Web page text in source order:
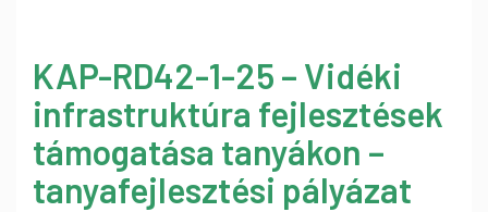
KAP-RD42-1-25 – Vidéki
infrastruktúra fejlesztések
támogatása tanyákon –
tanyafejlesztési pályázat